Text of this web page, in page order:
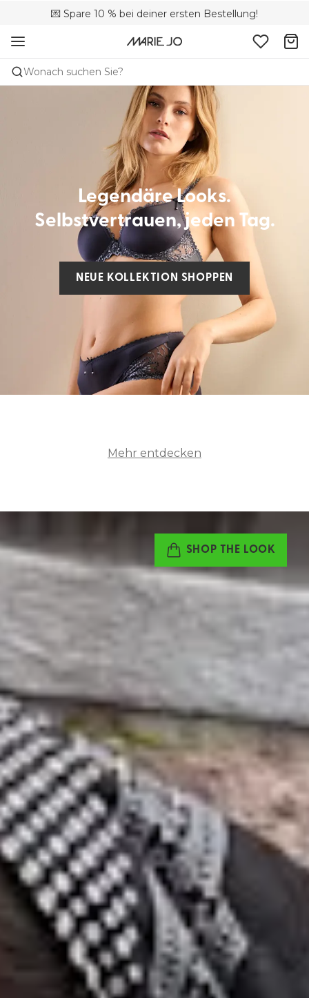
💌 Spare 10 % bei deiner ersten Bestellung!
🚚 Kostenloser Versand bei Bestellungen über 90 €
📦 Kostenlose Rücksendungen
Wonach suchen Sie?
Legendäre Looks.
Selbstvertrauen, jeden Tag.
NEUE KOLLEKTION SHOPPEN
Mehr entdecken
SHOP THE LOOK